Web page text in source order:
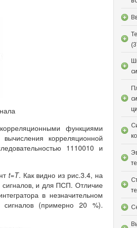
функциями
корреляционной
1110010 и
t=T. Как видно из рис.3.4, на
и для ПСП. Отличие
в незначительном
(примерно 20 %).